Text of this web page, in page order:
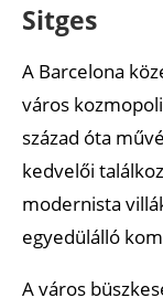
Sitges
A Barcelona
város
század óta
kedvelői
modernista
egyedülálló
A város